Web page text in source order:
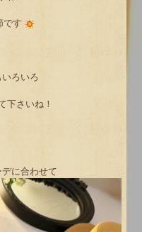
です
ろいろ
下さいね！
に合わせて